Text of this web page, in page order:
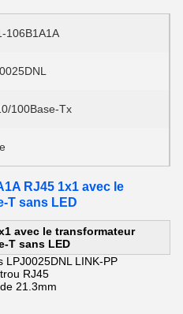
106B1A1A
100Base-Tx
RJ45 1x1 avec le
T sans LED
avec le transformateur
T sans LED
LPJ0025DNL LINK-PP
trou RJ45
21.3mm